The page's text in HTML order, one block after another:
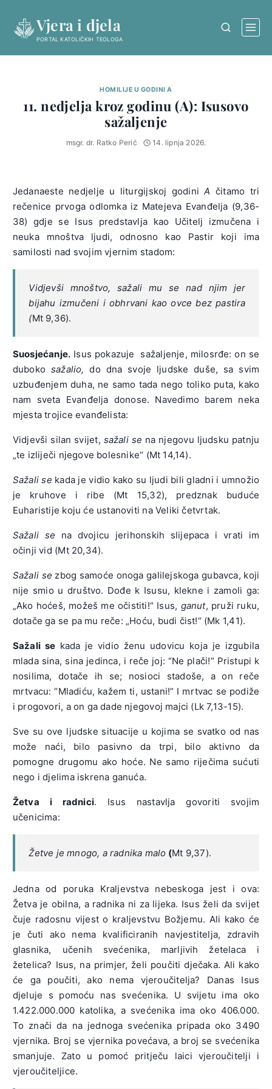
content
Vjera i djela
PORTAL KATOLIČKIH TEOLOGA
HOMILIJE U GODINI A
11. nedjelja kroz godinu (A): Isusovo
sažaljenje
msgr. dr. Ratko Perić 14. lipnja 2026.
Jedanaeste nedjelje u liturgijskoj godiniA čitamo tri
rečenice prvoga odlomka iz Matejeva Evanđelja (9,36-
38) gdje se Isus predstavlja kao Učitelj izmučena i
neuka mnoštva ljudi, odnosno kao Pastir koji ima
samilosti nad svojim vjernim stadom:
Vidjevši mnoštvo, sažali mu se nad njim jer
bijahu izmučeni i obhrvani kao ovce bez pastira
(Mt 9,36).
Suosjećanje. Isus pokazuje sažaljenje, milosrđe: on se
duboko sažalio, do dna svoje ljudske duše, sa svim
uzbuđenjem duha, ne samo tada nego toliko puta, kako
nam sveta Evanđelja donose. Navedimo barem neka
mjesta trojice evanđelista:
Vidjevši silan svijet, sažali se na njegovu ljudsku patnju
„te izliječi njegove bolesnike“ (Mt 14,14).
Sažali se kada je vidio kako su ljudi bili gladni i umnožio
je kruhove i ribe (Mt 15,32), predznak buduće
Euharistije koju će ustanoviti na Veliki četvrtak.
Sažali se na dvojicu jerihonskih slijepaca i vrati im
očinji vid (Mt 20,34).
Sažali se zbog samoće onoga galilejskoga gubavca, koji
nije smio u društvo. Dođe k Isusu, klekne i zamoli ga:
„Ako hoćeš, možeš me očistiti!“ Isus, ganut, pruži ruku,
dotače ga se pa mu reče: „Hoću, budi čist!“ (Mk 1,41).
Sažali se kada je vidio ženu udovicu koja je izgubila
mlada sina, sina jedinca, i reče joj: “Ne plači!” Pristupi k
nosilima, dotače ih se; nosioci stadoše, a on reče
mrtvacu: “Mladiću, kažem ti, ustani!” I mrtvac se podiže
i progovori, a on ga dade njegovoj majci (Lk 7,13-15).
Sve su ove ljudske situacije u kojima se svatko od nas
može naći, bilo pasivno da trpi, bilo aktivno da
pomogne drugomu ako hoće. Ne samo riječima sućuti
nego i djelima iskrena ganuća.
Žetva i radnici. Isus nastavlja govoriti svojim
učenicima:
Žetve je mnogo, a radnika malo (Mt 9,37).
Jedna od poruka Kraljevstva nebeskoga jest i ova:
Žetva je obilna, a radnika ni za lijeka. Isus želi da svijet
čuje radosnu vijest o kraljevstvu Božjemu. Ali kako će
je čuti ako nema kvalificiranih navjestitelja, zdravih
glasnika, učenih svećenika, marljivih žetelaca i
žetelica? Isus, na primjer, želi poučiti dječaka. Ali kako
će ga poučiti, ako nema vjeroučitelja? Danas Isus
djeluje s pomoću nas svećenika. U svijetu ima oko
1.422.000.000 katolika, a svećenika ima oko 406.000.
To znači da na jednoga svećenika pripada oko 3490
vjernika. Broj se vjernika povećava, a broj se svećenika
smanjuje. Zato u pomoć pritječu laici vjeroučitelji i
vjeroučiteljice.